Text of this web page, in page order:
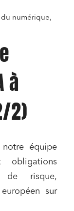
numérique,
à
2)
notre équipe
obligations
de risque,
sur